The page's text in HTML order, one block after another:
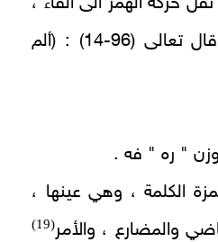
، قال تعالى (96-14) : (ألم
" ره " فه .
الكلمة ، وهي عينها ،
والمضارع ، والأمر(19)